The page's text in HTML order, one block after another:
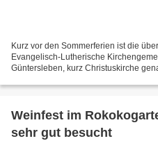
Kurz vor den Sommerferien ist die
Evangelisch-Lutherische
Güntersleben, kurz Christuskirche
Weinfest im
sehr gut besucht